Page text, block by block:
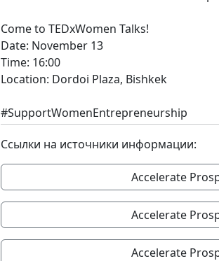
Come to TEDxWomen Talks!
Date: November 13
Time: 16:00
Location: Dordoi Plaza, Bishkek
#SupportWomenEntrepreneurship
Ссылки на источники информации:
Accelerate
Accelerate
Accelerate